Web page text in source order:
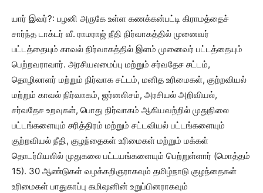
யார் இவர்?: பழனி அருகே உள்ள கணக்கன்பட்டி கிராமத்தைச்
சார்ந்த டாக்டர் வீ. ராமராஜ் நீதி நிர்வாகத்தில் முனைவர்
பட்டத்தையும் காவல் நிர்வாகத்தில் இளம் முனைவர் பட்டத்தையும்
பெற்றவராவார். அரசியலமைப்பு மற்றும் சர்வதேச சட்டம்,
தொழிலாளர் மற்றும் நிர்வாக சட்டம், மனித உரிமைகள், குற்றவியல்
மற்றும் காவல் நிர்வாகம், ஜர்னலிசம், அரசியல் அறிவியல்,
சர்வதேச உறவுகள், பொது நிர்வாகம் ஆகியவற்றில் முதுநிலை
பட்டங்களையும் சரித்திரம் மற்றும் சட்டவியல் பட்டங்களையும்
குற்றவியல் நீதி, குழந்தைகள் உரிமைகள் மற்றும் மக்கள்
தொடர்பியலில் முதுகலை பட்டயங்களையும் பெற்றுள்ளார் (மொத்தம்
15). 30 ஆண்டுகள் வழக்கறிஞராகவும் தமிழ்நாடு குழந்தைகள்
உரிமைகள் பாதுகாப்பு கமிஷனின் உறுப்பினராகவும்